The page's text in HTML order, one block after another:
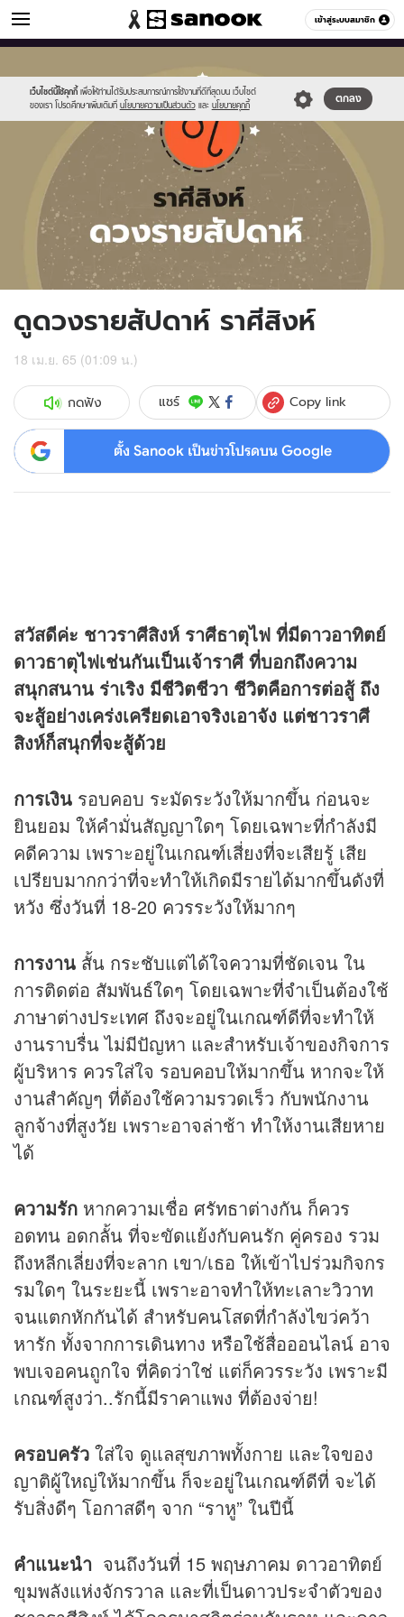
เข้าสู่ระบบสมาชิก
ดูดวง หมวดอื่นๆ
เว็บไซต์นี้ใช้คุกกี้ เพื่อให้ท่านได้รับประสบการณ์การใช้งานที่ดีที่สุดบน เว็บไซต์
ของเรา โปรดศึกษาเพิ่มเติมที่ นโยบายความเป็นส่วนตัว และ นโยบายคุกกี้
ตกลง
new-
sanook.png
horoscope-
leo_zodiac.jpg
ดูดวงรายสัปดาห์ ราศีสิงห์
18 เม.ย. 65 (01:09 น.)
กดฟัง แชร์ Copy link
ตั้ง Sanook เป็นข่าวโปรดบน Google
สวัสดีค่ะ ชาวราศีสิงห์ ราศีธาตุไฟ ที่มีดาวอาทิตย์
ดาวธาตุไฟเช่นกันเป็นเจ้าราศี ที่บอกถึงความ
สนุกสนาน ร่าเริง มีชีวิตชีวา ชีวิตคือการต่อสู้ ถึง
จะสู้อย่างเคร่งเครียดเอาจริงเอาจัง แต่ชาวราศี
สิงห์ก็สนุกที่จะสู้ด้วย
การเงิน รอบคอบ ระมัดระวังให้มากขึ้น ก่อนจะ
ยินยอม ให้คำมั่นสัญญาใดๆ โดยเฉพาะที่กำลังมี
คดีความ เพราะอยู่ในเกณฑ์เสี่ยงที่จะเสียรู้ เสีย
เปรียบมากกว่าที่จะทำให้เกิดมีรายได้มากขึ้นดังที่
หวัง ซึ่งวันที่ 18-20 ควรระวังให้มากๆ
การงาน สั้น กระชับแต่ได้ใจความที่ชัดเจน ใน
การติดต่อ สัมพันธ์ใดๆ โดยเฉพาะที่จำเป็นต้องใช้
ภาษาต่างประเทศ ถึงจะอยู่ในเกณฑ์ดีที่จะทำให้
งานราบรื่น ไม่มีปัญหา และสำหรับเจ้าของกิจการ
ผู้บริหาร ควรใส่ใจ รอบคอบให้มากขึ้น หากจะให้
งานสำคัญๆ ที่ต้องใช้ความรวดเร็ว กับพนักงาน
ลูกจ้างที่สูงวัย เพราะอาจล่าช้า ทำให้งานเสียหาย
ได้
ความรัก หากความเชื่อ ศรัทธาต่างกัน ก็ควร
อดทน อดกลั้น ที่จะขัดแย้งกับคนรัก คู่ครอง รวม
ถึงหลีกเลี่ยงที่จะลาก เขา/เธอ ให้เข้าไปร่วมกิจกร
รมใดๆ ในระยะนี้ เพราะอาจทำให้ทะเลาะวิวาท
จนแตกหักกันได้ สำหรับคนโสดที่กำลังไขว่คว้า
หารัก ทั้งจากการเดินทาง หรือใช้สื่อออนไลน์ อาจ
พบเจอคนถูกใจ ที่คิดว่าใช่ แต่ก็ควรระวัง เพราะมี
เกณฑ์สูงว่า..รักนี้มีราคาแพง ที่ต้องจ่าย!
ครอบครัว ใส่ใจ ดูแลสุขภาพทั้งกาย และใจของ
ญาติผู้ใหญ่ให้มากขึ้น ก็จะอยู่ในเกณฑ์ดีที่ จะได้
รับสิ่งดีๆ โอกาสดีๆ จาก “ราหู” ในปีนี้
คำแนะนำ จนถึงวันที่ 15 พฤษภาคม ดาวอาทิตย์
ขุมพลังแห่งจักรวาล และที่เป็นดาวประจำตัวของ